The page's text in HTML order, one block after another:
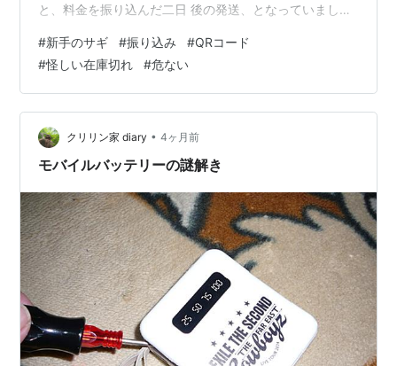
と、料金を振り込んだ二日 後の発送、となっていました
おかしいな、と思っていた矢先。 『 今、商品が在庫切れ
になって いますのでキャンセルさせて頂 きます。 この
Q Rコードを読み込んで返 金手続きのサポートに連絡願
い ます』と・・👇このようなメー ルが来ました。 私は、
これは何かおかしい！と 思い、いつも PC 画面の一番
上…
#新手のサギ #振り込み #QRコード
#怪しい在庫切れ #危ない
クリリン家 diary • 4ヶ月前
モバイルバッテリーの謎解き